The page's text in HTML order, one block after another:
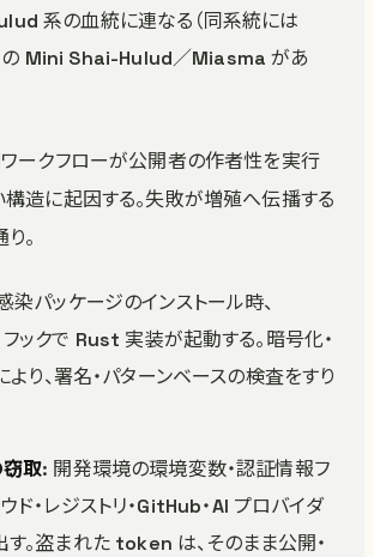
系の血統に連なる（同系統には
Mini Shai-Hulud／Miasma があ
ークフローが公開者の作者性を実行
造に起因する。失敗が増殖へ伝播する
。
染パッケージのインストール時、
クで Rust 実装が起動する。暗号化・
り、署名・パターンベースの検査をすり
取: 開発環境の環境変数・認証情報フ
ド・レジストリ・GitHub・AI プロバイダ
す。盗まれた token は、そのまま公開・